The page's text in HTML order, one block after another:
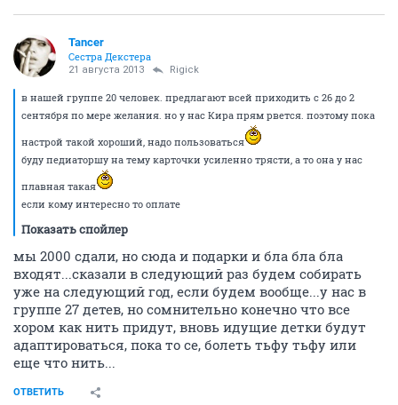
Tancer
Сестра Декстера
21 августа 2013 Rigick
в нашей группе 20 человек. предлагают всей приходить с 26 до 2
сентября по мере желания. но у нас Кира прям рвется. поэтому пока
настрой такой хороший, надо пользоваться
буду педиаторшу на тему карточки усиленно трясти, а то она у нас
плавная такая
если кому интересно то оплате
Показать спойлер
мы 2000 сдали, но сюда и подарки и бла бла бла
входят...сказали в следующий раз будем собирать
уже на следующий год, если будем вообще...у нас в
группе 27 детев, но сомнительно конечно что все
хором как нить придут, вновь идущие детки будут
адаптироваться, пока то се, болеть тьфу тьфу или
еще что нить...
ОТВЕТИТЬ